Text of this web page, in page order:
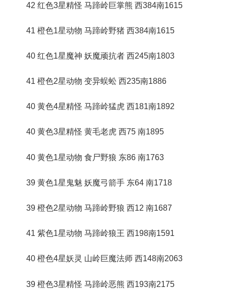
42 红色3星精怪 马蹄岭巨掌熊 西384南1615
41 橙色1星动物 马蹄岭野猪 西384南1615
40 红色1星魔神 妖魔顽抗者 西245南1803
41 橙色2星动物 变异蜈蚣 西235南1886
40 黄色4星精怪 马蹄岭猛虎 西181南1892
40 黄色3星精怪 黄毛老虎 西75 南1895
40 黄色1星动物 食尸野狼 东86 南1763
39 黄色1星鬼魅 妖魔弓箭手 东64 南1718
39 橙色2星动物 马蹄岭野狼 西12 南1687
41 紫色1星动物 马蹄岭狼王 西198南1591
40 橙色4星妖灵 山岭巨魔法师 西148南2063
39 橙色3星精怪 马蹄岭恶熊 西193南2175